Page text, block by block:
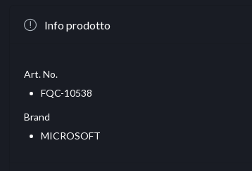
Info prodotto
Art. No.
FQC-10538
Brand
MICROSOFT